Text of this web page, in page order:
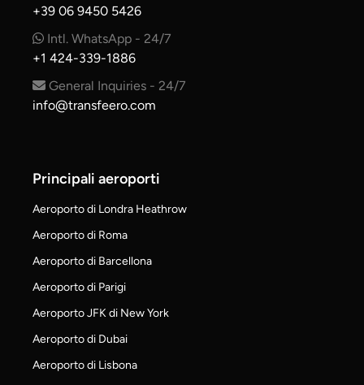
+39 06 9450 5426
Intl. WhatsApp - 24/7
+1 424-339-1886
General Inquiries - 24/7
info@transfeero.com
Principali aeroporti
Aeroporto di Londra Heathrow
Aeroporto di Roma
Aeroporto di Barcellona
Aeroporto di Parigi
Aeroporto JFK di New York
Aeroporto di Dubai
Aeroporto di Lisbona